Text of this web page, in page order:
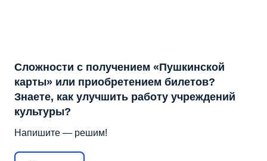
Сложности с получением «Пушкинской
карты» или приобретением билетов?
Знаете, как улучшить работу учреждений
культуры?
Напишите — решим!